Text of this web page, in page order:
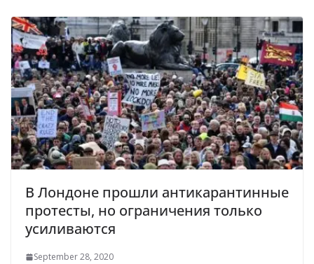
В Лондоне прошли антикарантинные
протесты, но ограничения только
усиливаются
September 28, 2020